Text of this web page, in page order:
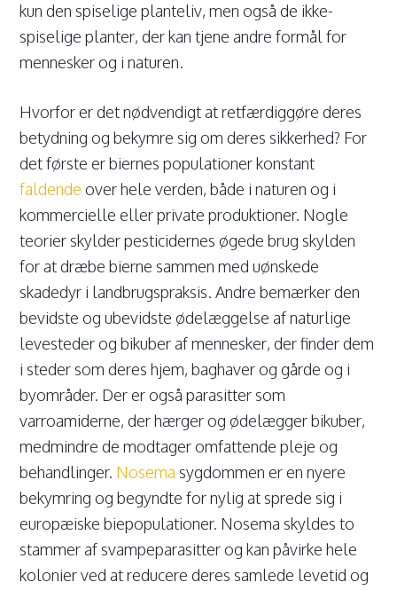
kun den spiselige planteliv, men også de ikke-
spiselige planter, der kan tjene andre formål for
mennesker og i naturen.
Hvorfor er det nødvendigt at retfærdiggøre deres
betydning og bekymre sig om deres sikkerhed? For
det første er biernes populationer konstant
faldende over hele verden, både i naturen og i
kommercielle eller private produktioner. Nogle
teorier skylder pesticidernes øgede brug skylden
for at dræbe bierne sammen med uønskede
skadedyr i landbrugspraksis. Andre bemærker den
bevidste og ubevidste ødelæggelse af naturlige
levesteder og bikuber af mennesker, der finder dem
i steder som deres hjem, baghaver og gårde og i
byområder. Der er også parasitter som
varroamiderne, der hærger og ødelægger bikuber,
medmindre de modtager omfattende pleje og
behandlinger. Nosema sygdommen er en nyere
bekymring og begyndte for nylig at sprede sig i
europæiske biepopulationer. Nosema skyldes to
stammer af svampeparasitter og kan påvirke hele
kolonier ved at reducere deres samlede levetid og